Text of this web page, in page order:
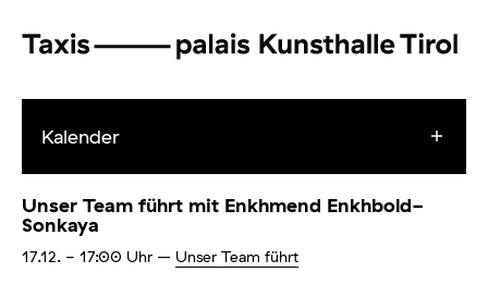
Kalender
Unser Team führt mit Enkhmend Enkhbold-
Sonkaya
17.12. - 17:00 Uhr – Unser Team führt